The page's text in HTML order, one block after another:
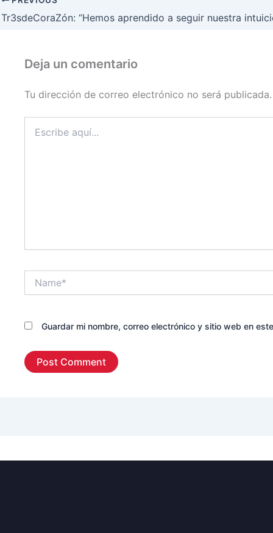
Tr3sdeCoraZón: “Hemos aprendido a seguir nuestra
Deja un comentario
Tu dirección de correo electrónico no será publicada.
aquí...
Guardar mi nombre, correo electrónico y sitio web en